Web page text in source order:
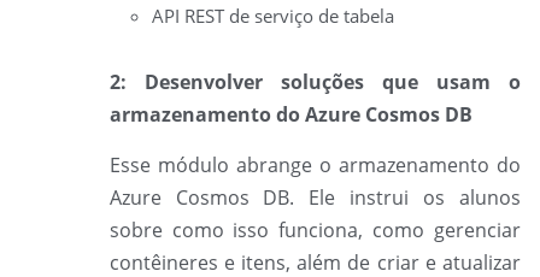
API REST de serviço de tabela
2: Desenvolver soluções que usam o
armazenamento do Azure Cosmos DB
Esse módulo abrange o armazenamento do
Azure Cosmos DB. Ele instrui os alunos
sobre como isso funciona, como gerenciar
contêineres e itens, além de criar e atualizar